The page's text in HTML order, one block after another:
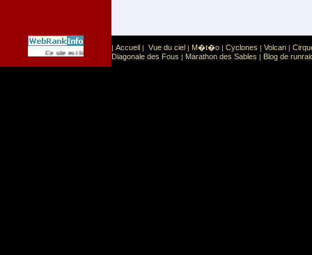
Ce site est list� dans la cat�gorie Sport: Sports extr�mes
| Accueil | Vue du ciel | M�t�o | Cyclones | Volcan |
Diagonale des Fous | Marathon des Sables | Blog de